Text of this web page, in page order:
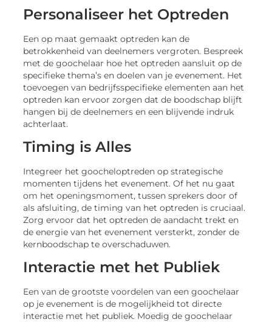
Personaliseer het Optreden
Een op maat gemaakt optreden kan de
betrokkenheid van deelnemers vergroten. Bespreek
met de goochelaar hoe het optreden aansluit op de
specifieke thema’s en doelen van je evenement. Het
toevoegen van bedrijfsspecifieke elementen aan het
optreden kan ervoor zorgen dat de boodschap blijft
hangen bij de deelnemers en een blijvende indruk
achterlaat.
Timing is Alles
Integreer het goocheloptreden op strategische
momenten tijdens het evenement. Of het nu gaat
om het openingsmoment, tussen sprekers door of
als afsluiting, de timing van het optreden is cruciaal.
Zorg ervoor dat het optreden de aandacht trekt en
de energie van het evenement versterkt, zonder de
kernboodschap te overschaduwen.
Interactie met het Publiek
Een van de grootste voordelen van een goochelaar
op je evenement is de mogelijkheid tot directe
interactie met het publiek. Moedig de goochelaar